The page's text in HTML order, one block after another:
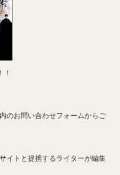
！
のお問い合わせフォームからご
イトと提携するライターが編集